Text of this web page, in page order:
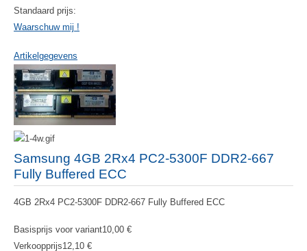
Standaard prijs:
Waarschuw mij !
Artikelgegevens
Samsung 4GB 2Rx4 PC2-5300F DDR2-667
Fully Buffered ECC
4GB 2Rx4 PC2-5300F DDR2-667 Fully Buffered ECC
Basisprijs voor variant10,00 €
Verkoopprijs12,10 €